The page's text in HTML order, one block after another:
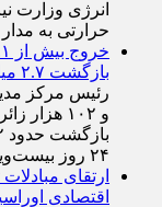
حرارتی به مدار
بازگشت ۲.۷ میلیون زائر به کشور
و ۱۰۲
۲۴ روز بیست‌ویکم طرح اربعین خبر داد
ارتقای
اقتصادی